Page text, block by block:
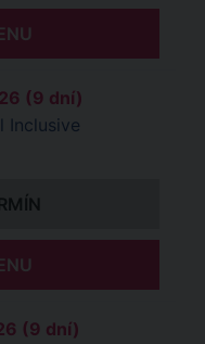
(9 dní)
Inclusive
(9 dní)